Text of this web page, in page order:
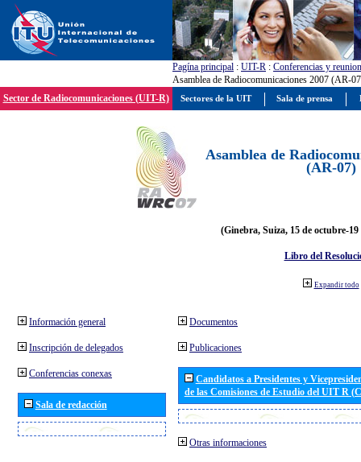
Pagína principal : UIT-R : Conferencias y
Asamblea de Radiocomunicaciones 2007 (AR-
Sector de Radiocomunicaciones (UIT-R)
Asamblea de
(AR-07)
(Ginebra, Suiza, 15 de octubre-19
Libro del
Expandir todo
Información general
Inscripción de delegados
Conferencias conexas
Sala de redacción
Documentos
Publicaciones
Candidatos a Presidentes y
de las Comisiones de Estudio del UIT R
Otras informaciones
Sectores de la UIT Sala de prensa